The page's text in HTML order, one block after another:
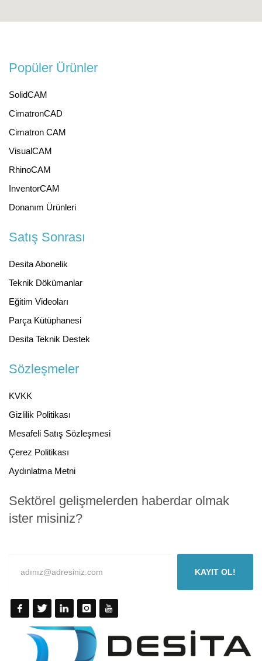
Popüler Ürünler
SolidCAM
CimatronCAD
Cimatron CAM
VisualCAM
RhinoCAM
InventorCAM
Donanım Ürünleri
Satış Sonrası
Desita Abonelik
Teknik Dökümanlar
Eğitim Videoları
Parça Kütüphanesi
Desita Teknik Destek
Sözleşmeler
KVKK
Gizlilik Politikası
Mesafeli Satış Sözleşmesi
Çerez Politikası
Aydınlatma Metni
Sektörel gelişmelerden haberdar olmak
ister misiniz?
KAYIT OL!